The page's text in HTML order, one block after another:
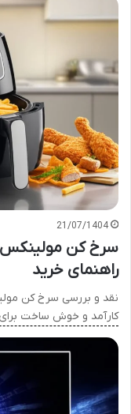
21/07/1404
راهنمای خرید
کارآمد و خوش ساخت